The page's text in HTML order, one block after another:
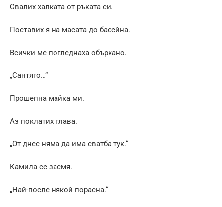
Свалих халката от ръката си.
Поставих я на масата до басейна.
Всички ме погледнаха объркано.
„Сантяго…“
Прошепна майка ми.
Аз поклатих глава.
„От днес няма да има сватба тук.“
Камила се засмя.
„Най-после някой порасна.“